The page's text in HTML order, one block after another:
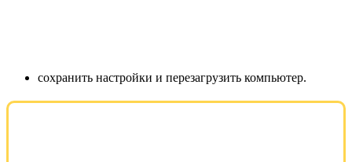
сохранить настройки и перезагрузить компьютер.